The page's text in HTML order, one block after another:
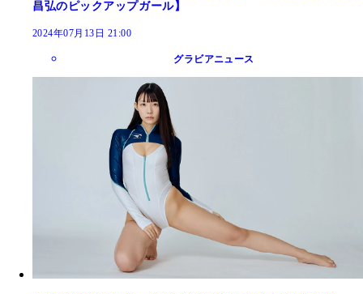
昌弘のピックアップガール】
2024年07月13日 21:00
グラビアニュース